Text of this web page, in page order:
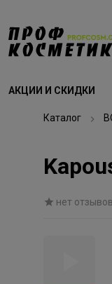
АКЦИИ И СКИДКИ
Каталог
нет отзывов